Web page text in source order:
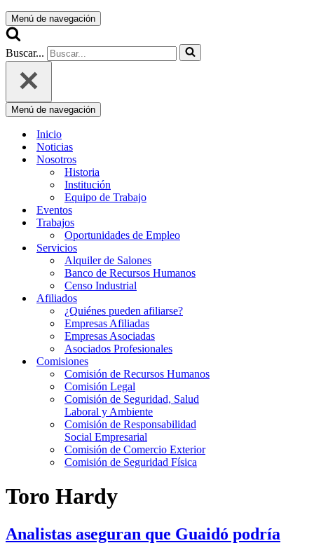
Menú de navegación
Buscar...
Menú de navegación
Inicio
Noticias
Nosotros
Historia
Institución
Equipo de Trabajo
Eventos
Trabajos
Oportunidades de Empleo
Servicios
Alquiler de Salones
Banco de Recursos Humanos
Censo Industrial
Afiliados
¿Quiénes pueden afiliarse?
Empresas Afiliadas
Empresas Asociadas
Asociados Profesionales
Comisiones
Comisión de Recursos Humanos
Comisión Legal
Comisión de Seguridad, Salud
Laboral y Ambiente
Comisión de Responsabilidad
Social Empresarial
Comisión de Comercio Exterior
Comisión de Seguridad Física
Toro Hardy
Analistas aseguran que Guaidó podría